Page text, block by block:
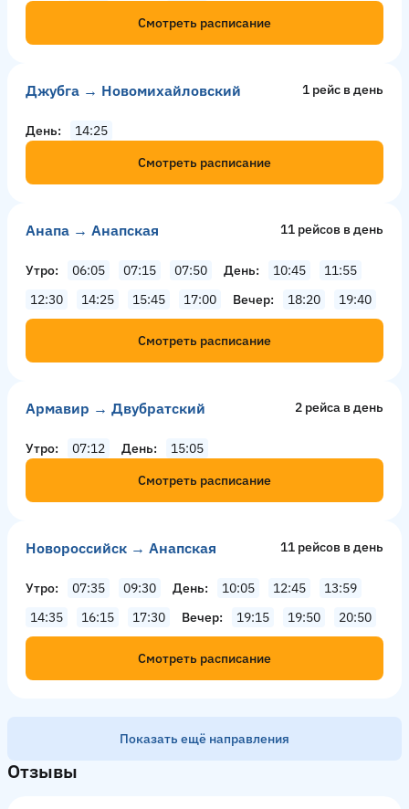
Смотреть расписание
Джубга → Новомихайловский 1 рейс в день
День
14:25
Смотреть расписание
Анапа → Анапская 11 рейсов в день
Утро 06:05 07:15 07:50 День 10:45
11:55
12:30
14:25 15:45 17:00 Вечер 18:20 19:40
Смотреть расписание
Армавир → Двубратский 2 рейсa в день
Утро 07:12 День
15:05
Смотреть расписание
Новороссийск → Анапская 11 рейсов в день
Утро 07:35 09:30 День 10:05 12:45
13:59
14:35
16:15 17:30 Вечер 19:15 19:50 20:50
Смотреть расписание
Показать ещё направления
Отзывы